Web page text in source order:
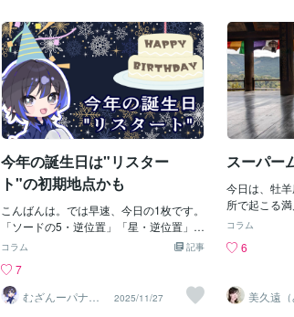
さまは、その人が越えられない試練は与
えない。そんな言葉を目にするたび穏や
かな人生がいいと溜め息ばかり、ついて
いました…。いま思うと、自分のキャパ
以上のこと抱えこんでいたのだと思いま
す。キツくて、しんどいときは素直に伝
えたらいいと思います。キライな人を無
理に好きにならなくていいと思います。
先ずは、自分自身を大切にしましょう。
いまは、素直にそう思います！＊＊＊社
会での対人関係だけではなく母や兄を病
気で亡くしたり、大きな交通事故に巻き
込まれたり…etcけっこうキツくて人生、
リセットできたらって何度も思ってきま
リスタートは必ずできます。山の途中で
疲れたらお茶屋さん入って休んだら良い
んですよ♪案外、季節限定のスイーツ食
て…」「年末
けきれなく
ダッシュ、
はご安心く
ングをお伝
直しタイミ
旦）年度始
天赦日（今
29・8/12・
れだけの仕
す。何回で
「ダイエッ
春分から」な
い！
今年の誕生日は"リスター
ト"の初期地点かも
こんばんは。では早速、今日の1枚です。
「ソードの5・逆位置」「星・逆位置」と
きまして、 今日の1枚はこちら。 『UKIY
abeo, Printed in ItalyWith translations by
Maria Victoria Filadoro &amp; Yeray Mig
uel 「ソードのペイジ・逆」です。キー
記事
コラム
7
むざんーパナす
次無惨
2025/11/27
スーパー
今日は、牡
所で起こる
いスーパー
モヤするとい
を手放す時
す！今回の
コラム
6
美久遠（
ん）